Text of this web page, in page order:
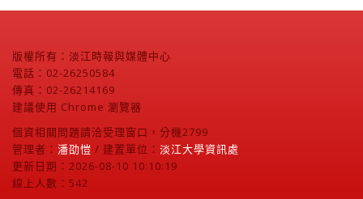
版權所有：淡江時報與媒體中心
電話：02-26250584
傳真：02-26214169
建議使用 Chrome 瀏覽器
個資相關問題請洽受理窗口，分機2799
管理者： 潘劭愷 / 建置單位： 淡江大學資訊處
更新日期：2026-08-10 10:10:19
線上人數：542